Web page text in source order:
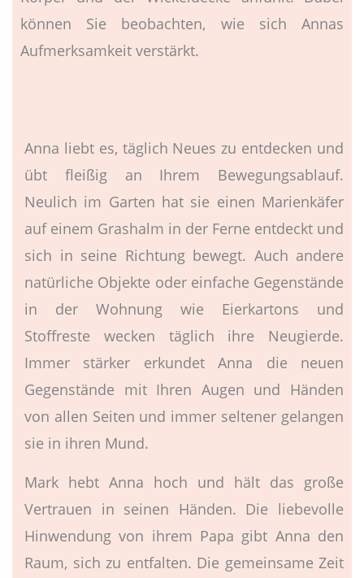
können Sie beobachten, wie sich Annas
Aufmerksamkeit verstärkt.
Anna liebt es, täglich Neues zu entdecken und
übt fleißig an Ihrem Bewegungsablauf.
Neulich im Garten hat sie einen Marienkäfer
auf einem Grashalm in der Ferne entdeckt und
sich in seine Richtung bewegt. Auch andere
natürliche Objekte oder einfache Gegenstände
in der Wohnung wie Eierkartons und
Stoffreste wecken täglich ihre Neugierde.
Immer stärker erkundet Anna die neuen
Gegenstände mit Ihren Augen und Händen
von allen Seiten und immer seltener gelangen
sie in ihren Mund.
Mark hebt Anna hoch und hält das große
Vertrauen in seinen Händen. Die liebevolle
Hinwendung von ihrem Papa gibt Anna den
Raum, sich zu entfalten. Die gemeinsame Zeit